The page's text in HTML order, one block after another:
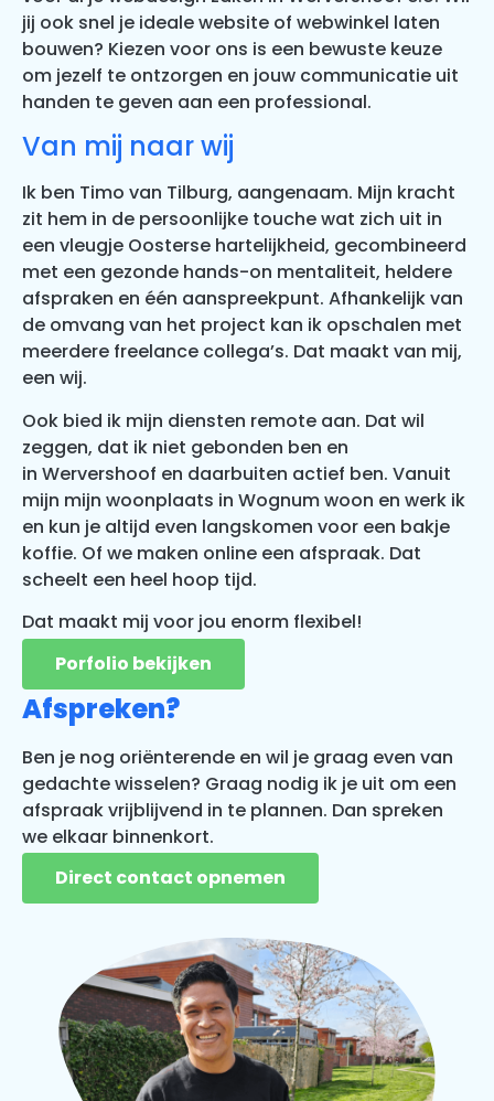
jij ook snel je ideale website of webwinkel laten
bouwen? Kiezen voor ons is een bewuste keuze
om jezelf te ontzorgen en jouw communicatie uit
handen te geven aan een professional.
Van mij naar wij
Ik ben Timo van Tilburg, aangenaam. Mijn kracht
zit hem in de persoonlijke touche wat zich uit in
een vleugje Oosterse hartelijkheid, gecombineerd
met een gezonde hands-on mentaliteit, heldere
afspraken en één aanspreekpunt. Afhankelijk van
de omvang van het project kan ik opschalen met
meerdere freelance collega’s. Dat maakt van mij,
een wij.
Ook bied ik mijn diensten remote aan. Dat wil
zeggen, dat ik niet gebonden ben en
in Wervershoof en daarbuiten actief ben. Vanuit
mijn mijn woonplaats in Wognum woon en werk ik
en kun je altijd even langskomen voor een bakje
koffie. Of we maken online een afspraak. Dat
scheelt een heel hoop tijd.
Dat maakt mij voor jou enorm flexibel!
Porfolio bekijken
Afspreken?
Ben je nog oriënterende en wil je graag even van
gedachte wisselen? Graag nodig ik je uit om een
afspraak vrijblijvend in te plannen. Dan spreken
we elkaar binnenkort.
Direct contact opnemen